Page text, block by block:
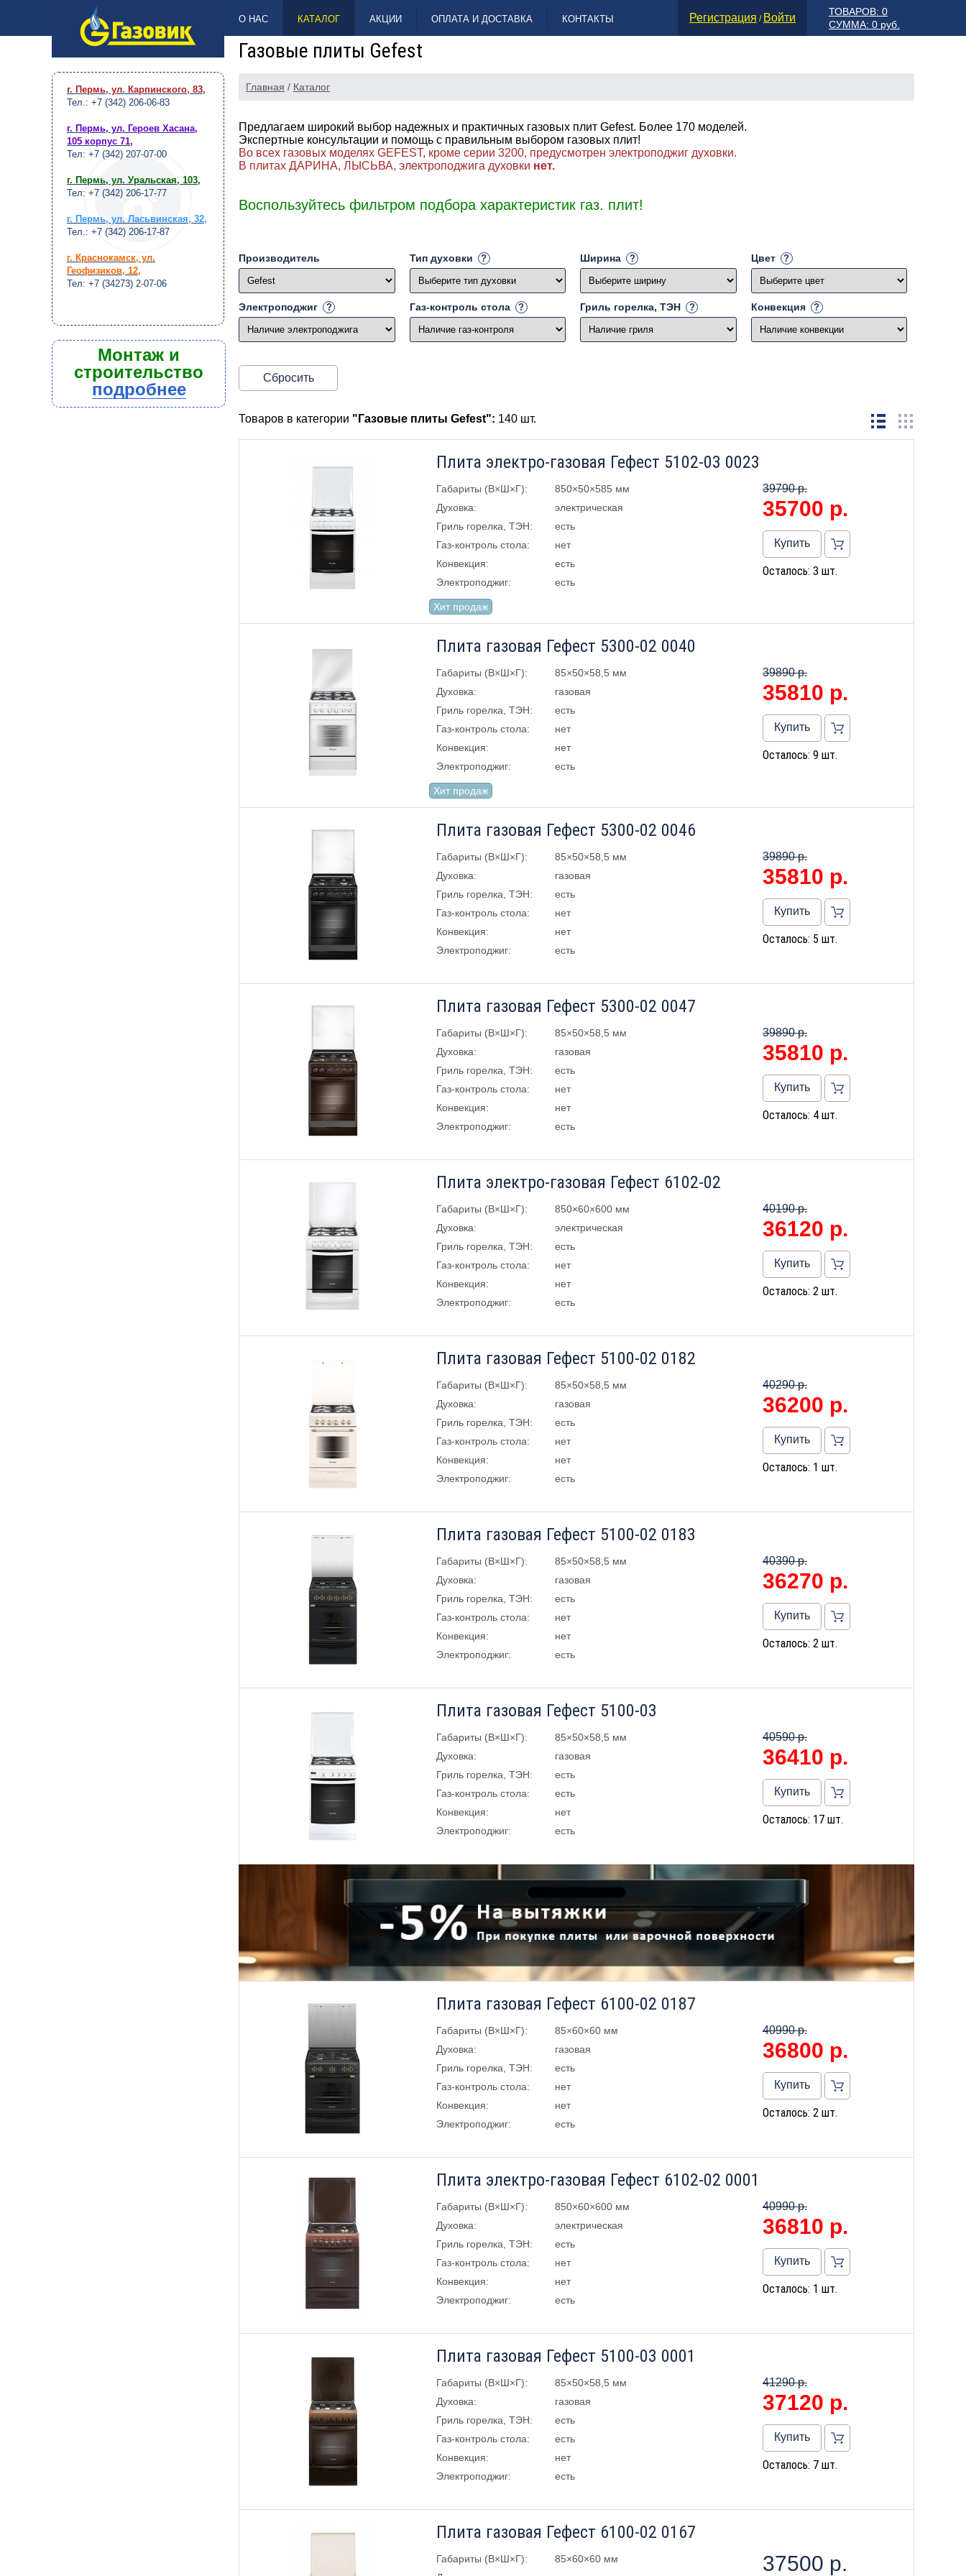
НАВЕРХ
О НАС КАТАЛОГ АКЦИИ ОПЛАТА И ДОСТАВКА КОНТАКТЫ
ТОВАРОВ: 0
СУММА: 0 руб.
Регистрация / Войти
Газовые плиты Gefest
Главная / Каталог
Предлагаем широкий выбор надежных и практичных газовых плит Gefest. Более 170 моделей.
Экспертные консультации и помощь с правильным выбором газовых плит!
Во всех газовых моделях GEFEST, кроме серии 3200, предусмотрен электроподжиг духовки.
В плитах ДАРИНА, ЛЫСЬВА, электроподжига духовки нет.
Воспользуйтесь фильтром подбора характеристик газ. плит!
Производитель Тип духовки Ширина Цвет
Электроподжиг Газ-контроль стола Гриль горелка, ТЭН Конвекция
Сбросить
Товаров в категории "Газовые плиты Gefest": 140 шт.
Плита электро-газовая Гефест 5102-03 0023
Габариты (В×Ш×Г):
850×50×585 мм
Духовка:
электрическая
Гриль горелка, ТЭН:
есть
Газ-контроль стола:
нет
Конвекция:
есть
Электроподжиг:
есть
Хит продаж
39790 р.
35700 р.
Купить
Осталось: 3 шт.
Плита газовая Гефест 5300-02 0040
Габариты (В×Ш×Г):
85×50×58,5 мм
Духовка:
газовая
Гриль горелка, ТЭН:
есть
Газ-контроль стола:
нет
Конвекция:
нет
Электроподжиг:
есть
Хит продаж
39890 р.
35810 р.
Купить
Осталось: 9 шт.
Плита газовая Гефест 5300-02 0046
Габариты (В×Ш×Г):
85×50×58,5 мм
Духовка:
газовая
Гриль горелка, ТЭН:
есть
Газ-контроль стола:
нет
Конвекция:
нет
Электроподжиг:
есть
39890 р.
35810 р.
Купить
Осталось: 5 шт.
Плита газовая Гефест 5300-02 0047
Габариты (В×Ш×Г):
85×50×58,5 мм
Духовка:
газовая
Гриль горелка, ТЭН:
есть
Газ-контроль стола:
нет
Конвекция:
нет
Электроподжиг:
есть
39890 р.
35810 р.
Купить
Осталось: 4 шт.
Плита электро-газовая Гефест 6102-02
Габариты (В×Ш×Г):
850×60×600 мм
Духовка:
электрическая
Гриль горелка, ТЭН:
есть
Газ-контроль стола:
нет
Конвекция:
нет
Электроподжиг:
есть
40190 р.
36120 р.
Купить
Осталось: 2 шт.
Плита газовая Гефест 5100-02 0182
Габариты (В×Ш×Г):
85×50×58,5 мм
Духовка:
газовая
Гриль горелка, ТЭН:
есть
Газ-контроль стола:
нет
Конвекция:
нет
Электроподжиг:
есть
40290 р.
36200 р.
Купить
Осталось: 1 шт.
Плита газовая Гефест 5100-02 0183
Габариты (В×Ш×Г):
85×50×58,5 мм
Духовка:
газовая
Гриль горелка, ТЭН:
есть
Газ-контроль стола:
нет
Конвекция:
нет
Электроподжиг:
есть
40390 р.
36270 р.
Купить
Осталось: 2 шт.
Плита газовая Гефест 5100-03
Габариты (В×Ш×Г):
85×50×58,5 мм
Духовка:
газовая
Гриль горелка, ТЭН:
есть
Газ-контроль стола:
есть
Конвекция:
нет
Электроподжиг:
есть
40590 р.
36410 р.
Купить
Осталось: 17 шт.
Плита газовая Гефест 6100-02 0187
Габариты (В×Ш×Г):
85×60×60 мм
Духовка:
газовая
Гриль горелка, ТЭН:
есть
Газ-контроль стола:
нет
Конвекция:
нет
Электроподжиг:
есть
40990 р.
36800 р.
Купить
Осталось: 2 шт.
Плита электро-газовая Гефест 6102-02 0001
Габариты (В×Ш×Г):
850×60×600 мм
Духовка:
электрическая
Гриль горелка, ТЭН:
есть
Газ-контроль стола:
нет
Конвекция:
нет
Электроподжиг:
есть
40990 р.
36810 р.
Купить
Осталось: 1 шт.
Плита газовая Гефест 5100-03 0001
Габариты (В×Ш×Г):
85×50×58,5 мм
Духовка:
газовая
Гриль горелка, ТЭН:
есть
Газ-контроль стола:
есть
Конвекция:
нет
Электроподжиг:
есть
41290 р.
37120 р.
Купить
Осталось: 7 шт.
Плита газовая Гефест 6100-02 0167
Габариты (В×Ш×Г):
85×60×60 мм
37500 р.
г. Пермь, ул. Карпинского, 83,
Тел.: +7 (342) 206-06-83
г. Пермь, ул. Героев Хасана,
105 корпус 71,
Тел: +7 (342) 207-07-00
г. Пермь, ул. Уральская, 103,
Тел: +7 (342) 206-17-77
г. Пермь, ул. Ласьвинская, 32,
Тел.: +7 (342) 206-17-87
г. Краснокамск, ул.
Геофизиков, 12,
Тел: +7 (34273) 2-07-06
Монтаж и
строительство
подробнее